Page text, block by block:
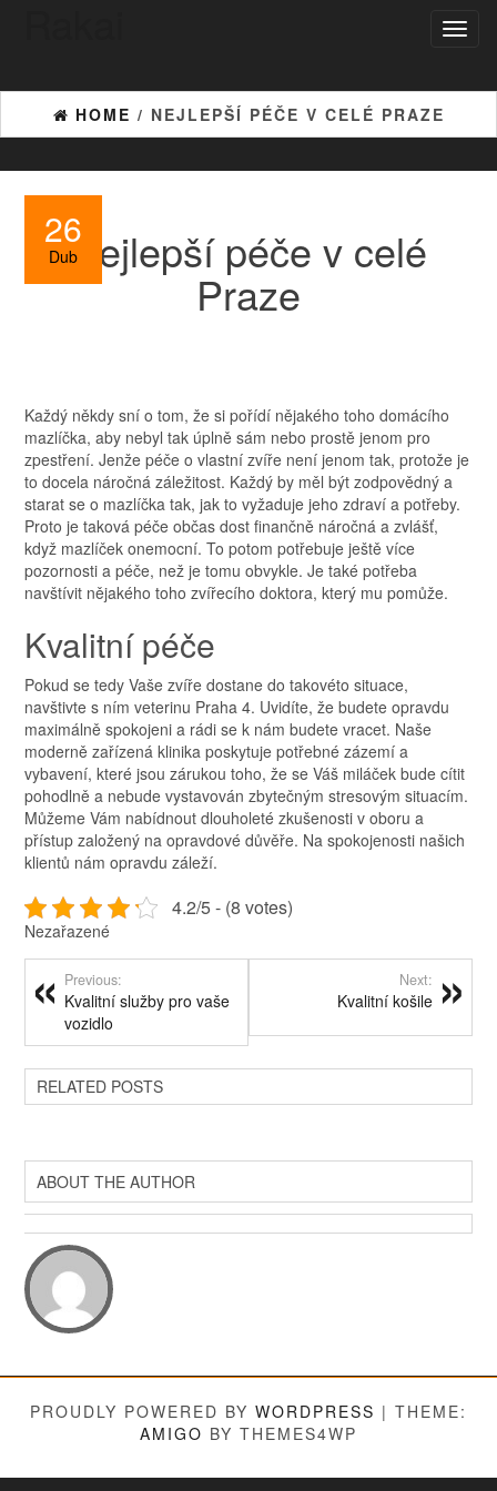
HOME / NEJLEPŠÍ PÉČE V CELÉ PRAZE
26
DubNejlepší péče v celé
Praze
Každý někdy sní o tom, že si pořídí nějakého toho domácího
mazlíčka, aby nebyl tak úplně sám nebo prostě jenom pro
zpestření. Jenže péče o vlastní zvíře není jenom tak, protože je
to docela náročná záležitost. Každý by měl být zodpovědný a
starat se o mazlíčka tak, jak to vyžaduje jeho zdraví a potřeby.
Proto je taková péče občas dost finančně náročná a zvlášť,
když mazlíček onemocní. To potom potřebuje ještě více
pozornosti a péče, než je tomu obvykle. Je také potřeba
navštívit nějakého toho zvířecího doktora, který mu pomůže.
Kvalitní péče
Pokud se tedy Vaše zvíře dostane do takovéto situace,
navštivte s nímveterinu Praha 4. Uvidíte, že budete opravdu
maximálně spokojeni a rádi se k nám budete vracet. Naše
moderně zařízená klinika poskytuje potřebné zázemí a
vybavení, které jsou zárukou toho, že se Váš miláček bude cítit
pohodlně a nebude vystavován zbytečným stresovým situacím.
Můžeme Vám nabídnout dlouholeté zkušenosti v oboru a
přístup založený na opravdové důvěře. Na spokojenosti našich
klientů nám opravdu záleží.
4.2/5 - (8 votes)
Nezařazené
Previous:
Kvalitní služby pro vaše
vozidlo
Next:
Kvalitní košile
RELATED POSTS
ABOUT THE AUTHOR
PROUDLY POWERED BY WORDPRESS | THEME:
AMIGO BY THEMES4WP